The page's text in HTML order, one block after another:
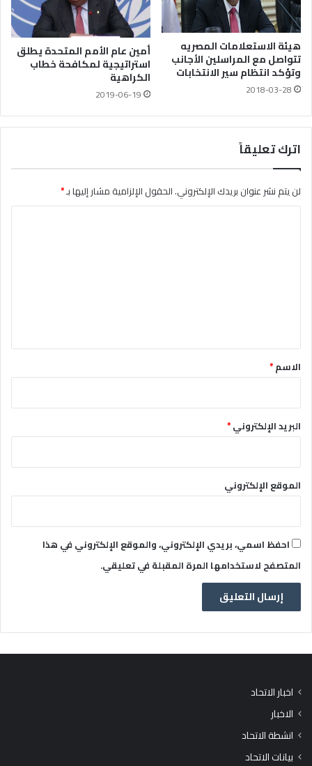
هيئة الاستعلامات المصريه
تتواصل مع المراسلين الأجانب
وتؤكد انتظام سير الانتخابات
2018-03-28
أمين عام الأمم المتحدة يطلق
استراتيجية لمكافحة خطاب
الكراهية
2019-06-19
اترك تعليقاً
لن يتم نشر عنوان بريدك الإلكتروني.الحقول الإلزامية مشار إليها بـ*
*الاسم*
البريد الإلكتروني*
الموقع الإلكتروني
احفظ اسمي، بريدي الإلكتروني، والموقع الإلكتروني في هذا
المتصفح لاستخدامها المرة المقبلة في تعليقي.
اخبار الاتحاد
الاخبار
انشطة الاتحاد
بيانات الاتحاد